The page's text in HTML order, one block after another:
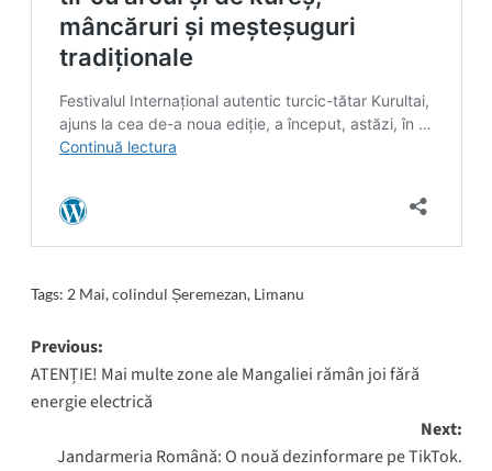
Tags: 2 Mai,colindul Șeremezan, Limanu
Post
navigation
Previous:
ATENȚIE! Mai multe zone ale Mangaliei rămân joi fără
energie electrică
Next:
Jandarmeria Română: O nouă dezinformare pe TikTok.